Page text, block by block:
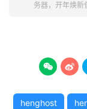
务器，开年焕
 
henghost